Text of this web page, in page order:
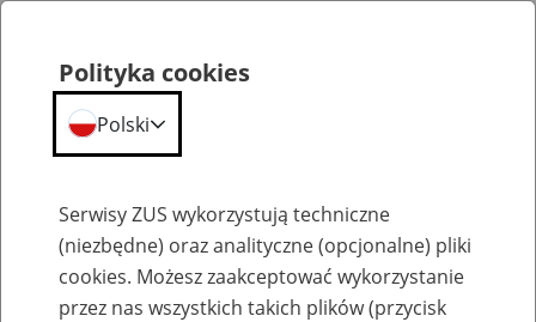
Emerytury
Polityka cookies
Polski
Serwisy ZUS wykorzystują techniczne
(niezbędne) oraz analityczne (opcjonalne) pliki
cookies. Możesz zaakceptować wykorzystanie
przez nas wszystkich takich plików (przycisk